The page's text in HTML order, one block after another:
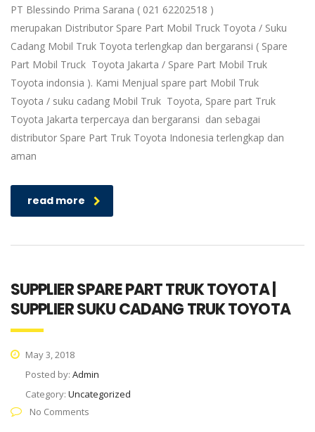
PT Blessindo Prima Sarana ( 021 62202518 )
merupakan Distributor Spare Part Mobil Truck Toyota / Suku
Cadang Mobil Truk Toyota terlengkap dan bergaransi ( Spare
Part Mobil Truck Toyota Jakarta / Spare Part Mobil Truk
Toyota indonsia ). Kami Menjual spare part Mobil Truk
Toyota / suku cadang Mobil Truk Toyota, Spare part Truk
Toyota Jakarta terpercaya dan bergaransi dan sebagai
distributor Spare Part Truk Toyota Indonesia terlengkap dan
aman
read more
SUPPLIER SPARE PART TRUK TOYOTA |
SUPPLIER SUKU CADANG TRUK TOYOTA
May 3, 2018
Posted by: Admin
Category: Uncategorized
No Comments